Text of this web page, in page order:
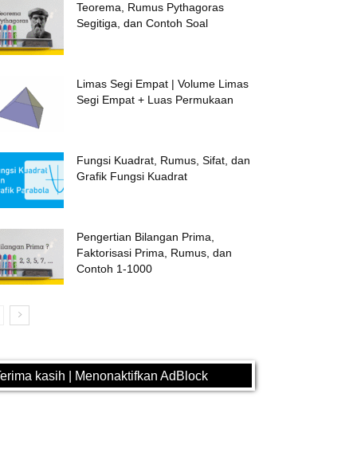
Teorema, Rumus Pythagoras
Segitiga, dan Contoh Soal
Limas Segi Empat | Volume Limas
Segi Empat + Luas Permukaan
Fungsi Kuadrat, Rumus, Sifat, dan
Grafik Fungsi Kuadrat
Pengertian Bilangan Prima,
Faktorisasi Prima, Rumus, dan
Contoh 1-1000
kasih | Menonaktifkan AdBlock